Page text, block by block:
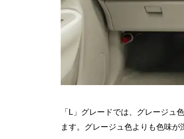
「L」グレードでは、グレージュ
ます。グレージュ色よりも色味が